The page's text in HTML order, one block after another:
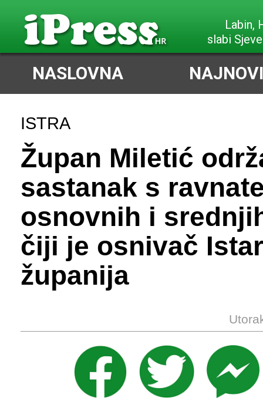
slabi
NASLOVNA
ISTRA
Župan Miletić
sastanak s
osnovnih i
čiji je osnivač
županija